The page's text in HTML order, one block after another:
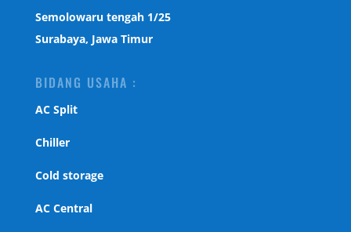
Semolowaru tengah 1/25
Surabaya, Jawa Timur
BIDANG USAHA :
AC Split
Chiller
Cold storage
AC Central